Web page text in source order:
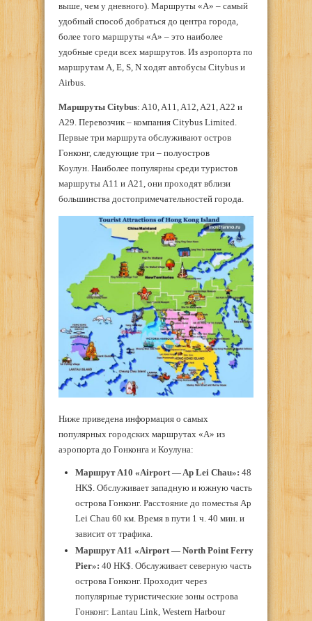
выше, чем у дневного). Маршруты «А» – самый
удобный способ добраться до центра города,
более того маршруты «А» – это наиболее
удобные среди всех маршрутов. Из аэропорта по
маршрутам A, E, S, N ходят автобусы Citybus и
Airbus.
Маршруты Citybus: A10, A11, A12, A21, A22 и
A29. Перевозчик – компания Citybus Limited.
Первые три маршрута обслуживают остров
Гонконг, следующие три – полуостров
Коулун. Наиболее популярны среди туристов
маршруты A11 и A21, они проходят вблизи
большинства достопримечательностей города.
Ниже приведена информация о самых
популярных городских маршрутах «А» из
аэропорта до Гонконга и Коулуна:
Маршрут А10 «Airport — Ap Lei Chau»: 48
HK$. Обслуживает западную и южную часть
острова Гонконг. Расстояние до поместья Ap
Lei Chau 60 км. Время в пути 1 ч. 40 мин. и
зависит от трафика.
Маршрут А11 «Airport — North Point Ferry
Pier»: 40 HK$. Обслуживает северную часть
острова Гонконг. Проходит через
популярные туристические зоны острова
Гонконг: Lantau Link, Western Harbour